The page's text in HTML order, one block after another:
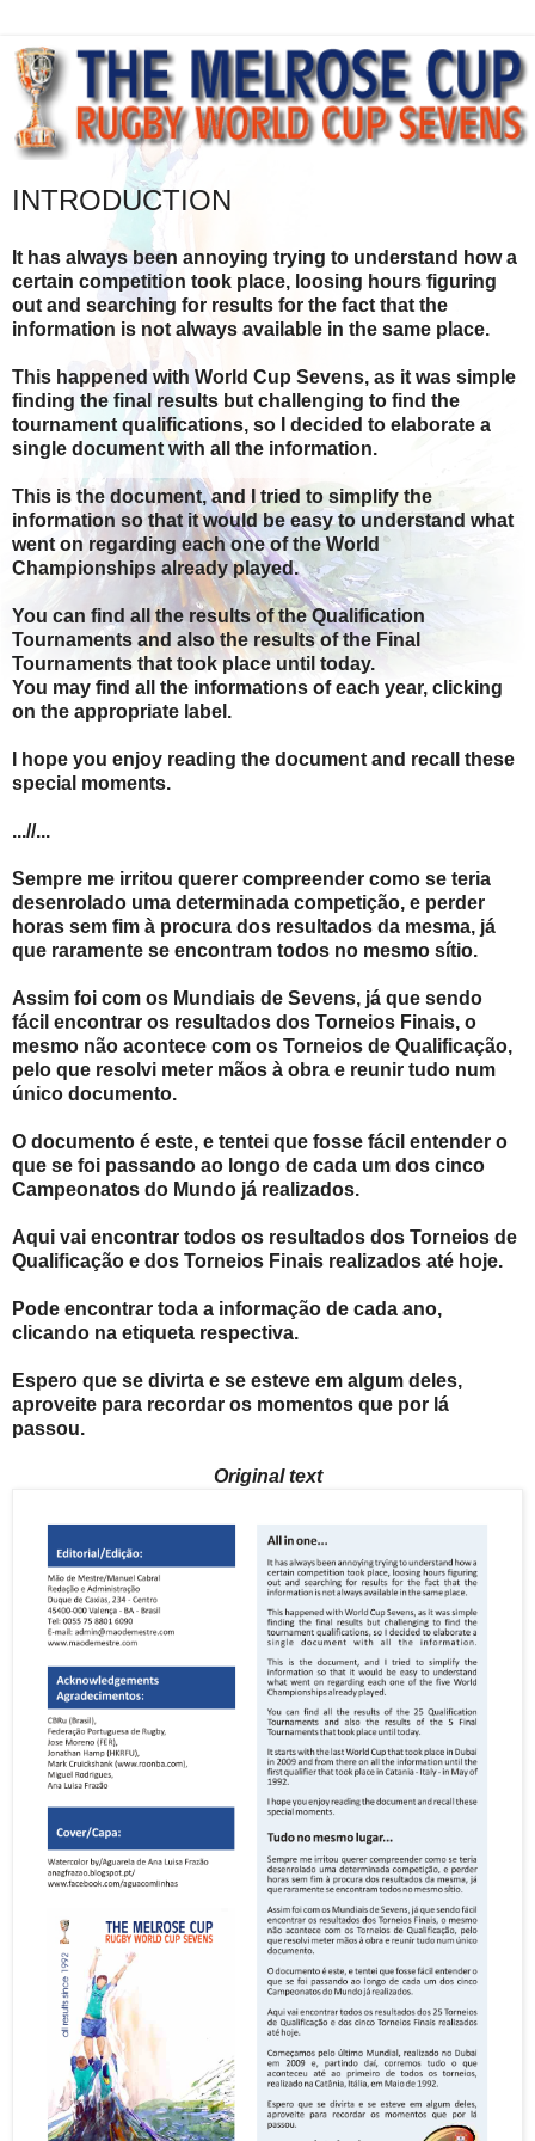
INTRODUCTION
It has always been annoying trying to understand how a
certain competition took place, loosing hours figuring
out and searching for results for the fact that the
information is not always available in the same place.
This happened with World Cup Sevens, as it was simple
finding the final results but challenging to find the
tournament qualifications, so I decided to elaborate a
single document with all the information.
This is the document, and I tried to simplify the
information so that it would be easy to understand what
went on regarding each one of the World
Championships already played.
You can find all the results of the Qualification
Tournaments and also the results of the Final
Tournaments that took place until today.
You may find all the informations of each year, clicking
on the appropriate label.
I hope you enjoy reading the document and recall these
special moments.
...//...
Sempre me irritou querer compreender como se teria
desenrolado uma determinada competição, e perder
horas sem fim à procura dos resultados da mesma, já
que raramente se encontram todos no mesmo sítio.
Assim foi com os Mundiais de Sevens, já que sendo
fácil encontrar os resultados dos Torneios Finais, o
mesmo não acontece com os Torneios de Qualificação,
pelo que resolvi meter mãos à obra e reunir tudo num
único documento.
O documento é este, e tentei que fosse fácil entender o
que se foi passando ao longo de cada um dos cinco
Campeonatos do Mundo já realizados.
Aqui vai encontrar todos os resultados dos Torneios de
Qualificação e dos Torneios Finais realizados até hoje.
Pode encontrar toda a informação de cada ano,
clicando na etiqueta respectiva.
Espero que se divirta e se esteve em algum deles,
aproveite para recordar os momentos que por lá
passou.
Original text